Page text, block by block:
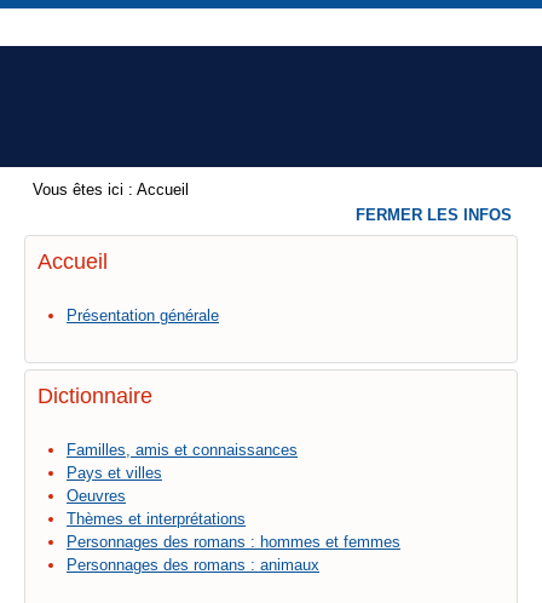
Vous êtes ici : Accueil
Accueil
Présentation générale
Dictionnaire
Familles, amis et connaissances
Pays et villes
Oeuvres
Thèmes et interprétations
Personnages des romans : hommes et femmes
Personnages des romans : animaux
FERMER LES INFOS